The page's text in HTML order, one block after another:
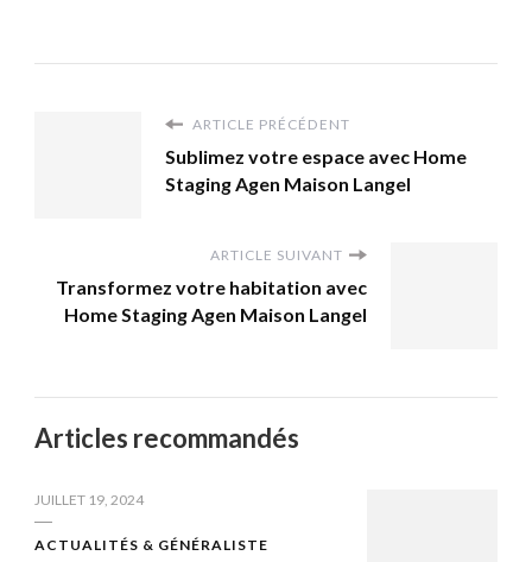
ARTICLE PRÉCÉDENT
Sublimez votre espace avec Home
Staging Agen Maison Langel
ARTICLE SUIVANT
Transformez votre habitation avec
Home Staging Agen Maison Langel
Articles recommandés
JUILLET 19, 2024
ACTUALITÉS & GÉNÉRALISTE